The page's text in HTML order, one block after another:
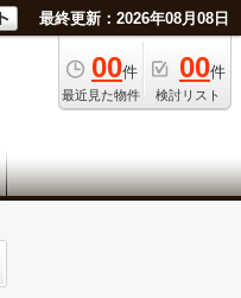
最終更新：2026年08月08日
00件
最近見た物件
00件
検討リスト